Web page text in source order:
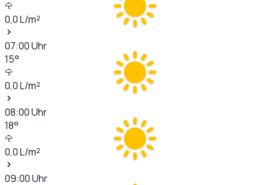
0,0L/m²
07:00Uhr
15°
0,0L/m²
08:00Uhr
18°
0,0L/m²
09:00Uhr